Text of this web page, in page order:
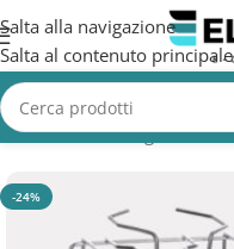
Salta alla navigazione
Salta al contenuto principale
Home/Non Categorizzata
-24%